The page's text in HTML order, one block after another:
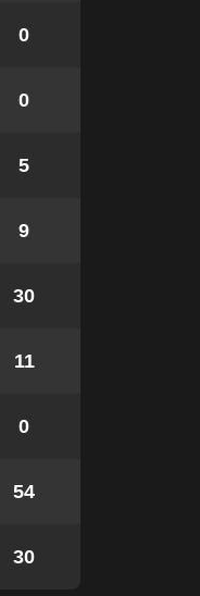
0
0
5
9
30
11
0
54
30